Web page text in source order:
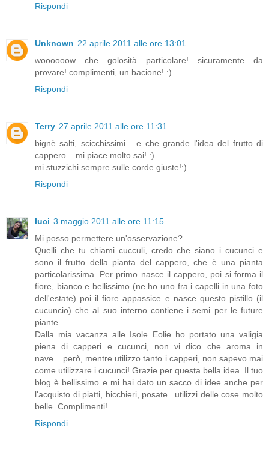
Rispondi
Unknown 22 aprile 2011 alle ore 13:01
woooooow che golosità particolare! sicuramente da
provare! complimenti, un bacione! :)
Rispondi
Terry 27 aprile 2011 alle ore 11:31
bignè salti, scicchissimi... e che grande l'idea del frutto di
cappero... mi piace molto sai! :)
mi stuzzichi sempre sulle corde giuste!:)
Rispondi
luci 3 maggio 2011 alle ore 11:15
Mi posso permettere un'osservazione?
Quelli che tu chiami cucculi, credo che siano i cucunci e
sono il frutto della pianta del cappero, che è una pianta
particolarissima. Per primo nasce il cappero, poi si forma il
fiore, bianco e bellissimo (ne ho uno fra i capelli in una foto
dell'estate) poi il fiore appassice e nasce questo pistillo (il
cucuncio) che al suo interno contiene i semi per le future
piante.
Dalla mia vacanza alle Isole Eolie ho portato una valigia
piena di capperi e cucunci, non vi dico che aroma in
nave....però, mentre utilizzo tanto i capperi, non sapevo mai
come utilizzare i cucunci! Grazie per questa bella idea. Il tuo
blog è bellissimo e mi hai dato un sacco di idee anche per
l'acquisto di piatti, bicchieri, posate...utilizzi delle cose molto
belle. Complimenti!
Rispondi